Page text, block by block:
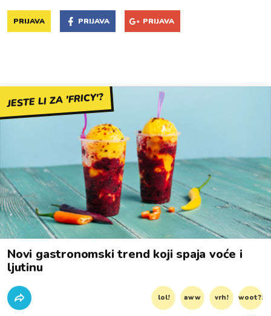
PRIJAVA PRIJAVA PRIJAVA
JESTE LI ZA 'FRICY'?
Novi gastronomski trend koji spaja voće i
ljutinu
lol! aww vrh! woot?!